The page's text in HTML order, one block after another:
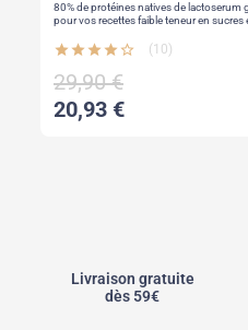
80% de protéines natives de lactoserum goût neutre
pour vos recettes faible teneur en sucres et en
star star star star star_border (10)
29,90 €
20,93 €
Livraison gratuite
dès 59€